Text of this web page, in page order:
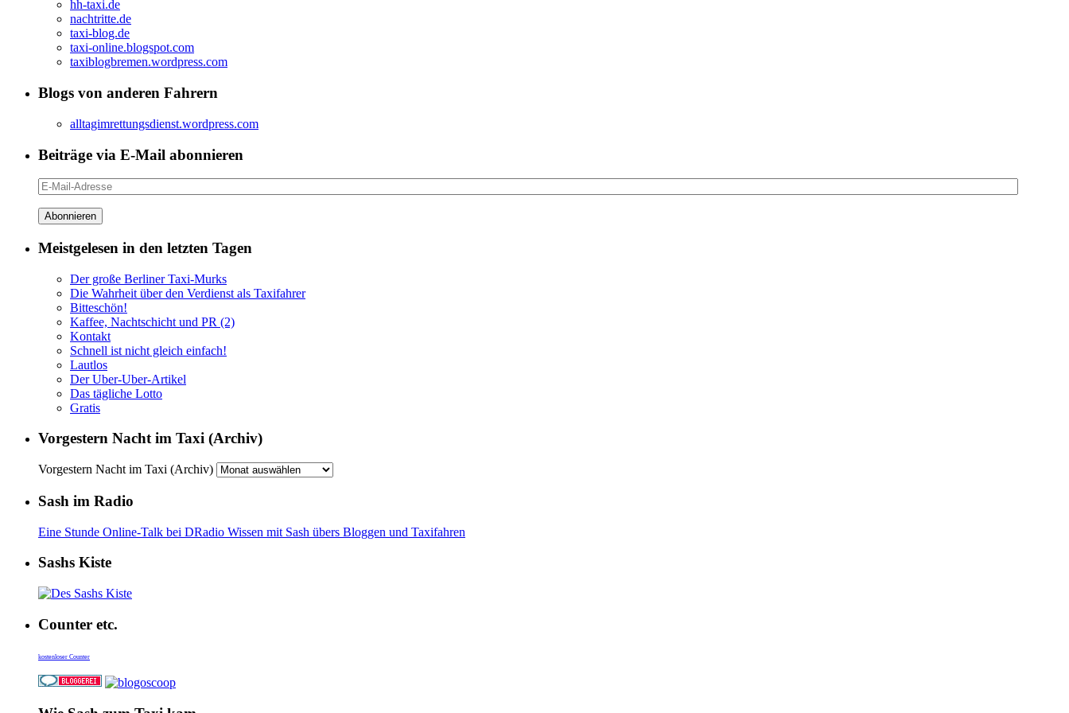
hh-taxi.de
nachtritte.de
taxi-blog.de
taxi-online.blogspot.com
taxiblogbremen.wordpress.com
Blogs von anderen Fahrern
alltagimrettungsdienst.wordpress.com
Beiträge via E-Mail abonnieren
E-
Mail-
Adresse
Meistgelesen in den letzten Tagen
Der große Berliner Taxi-Murks
Die Wahrheit über den Verdienst als Taxifahrer
Bitteschön!
Kaffee, Nachtschicht und PR (2)
Kontakt
Schnell ist nicht gleich einfach!
Lautlos
Der Uber-Uber-Artikel
Das tägliche Lotto
Gratis
Vorgestern Nacht im Taxi (Archiv)
Vorgestern Nacht im Taxi (Archiv)
Sash im Radio
Eine Stunde Online-Talk bei DRadio Wissen mit Sash übers Bloggen und Taxifahren
Sashs Kiste
Counter etc.
kostenloser Counter